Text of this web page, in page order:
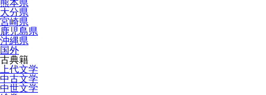
熊本県
大分県
宮崎県
鹿児島県
沖縄県
国外
古典籍
上代文学
中古文学
中世文学